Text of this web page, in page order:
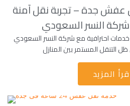
جدة – تجربة نقل آمنة
شركة النسر السعودي
احترافية مع شركة النسر السعودي
المزيد